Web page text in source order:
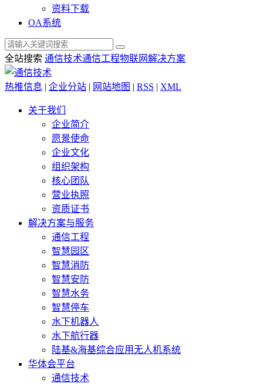
资料下载
OA系统
全站搜索 通信技术通信工程物联网解决方案
热推信息 | 企业分站 | 网站地图 | RSS | XML
关于我们
企业简介
愿景使命
企业文化
组织架构
核心团队
营业执照
资质证书
解决方案与服务
通信工程
智慧园区
智慧消防
智慧安防
智慧水务
智慧停车
水下机器人
水下航行器
陆基&海基综合应用无人机系统
华体会平台
通信技术